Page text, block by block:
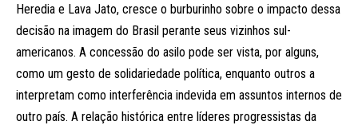
Heredia e Lava Jato, cresce o burburinho sobre o impacto dessa
decisão na imagem do Brasil perante seus vizinhos sul-
americanos. A concessão do asilo pode ser vista, por alguns,
como um gesto de solidariedade política, enquanto outros a
interpretam como interferência indevida em assuntos internos de
outro país. A relação histórica entre líderes progressistas da